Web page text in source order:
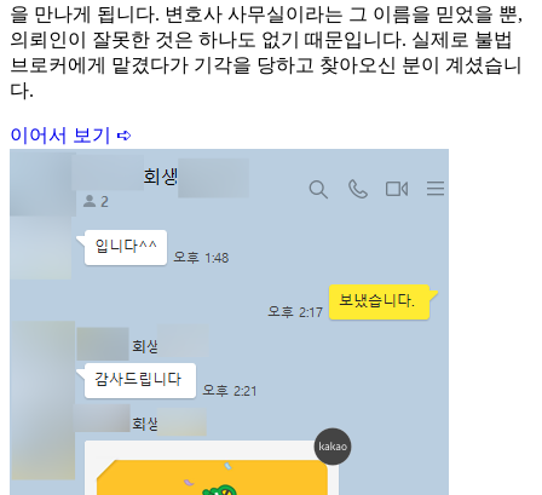
을 만나게 됩니다. 변호사 사무실이라는 그 이름을 믿었을 뿐,
의뢰인이 잘못한 것은 하나도 없기 때문입니다. 실제로 불법
브로커에게 맡겼다가 기각을 당하고 찾아오신 분이 계셨습니
다.
이어서 보기 ➪